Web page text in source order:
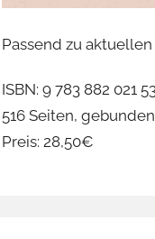
Passend zu
ISBN: 9 783 882 021
516 Seiten, gebunden
Preis: 28,50€